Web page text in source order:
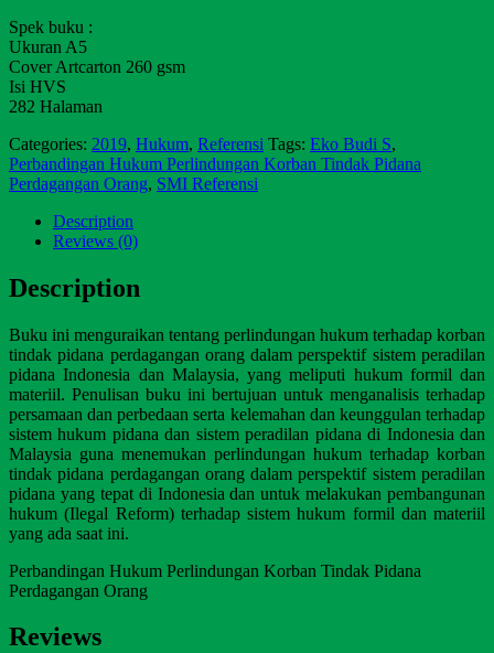
Spek buku :
Ukuran A5
Cover Artcarton 260 gsm
Isi HVS
282 Halaman
Categories: 2019, Hukum, Referensi Tags: Eko Budi S,
Perbandingan Hukum Perlindungan Korban Tindak Pidana
Perdagangan Orang, SMI Referensi
Description
Reviews (0)
Description
Buku ini menguraikan tentang perlindungan hukum terhadap korban
tindak pidana perdagangan orang dalam perspektif sistem peradilan
pidana Indonesia dan Malaysia, yang meliputi hukum formil dan
materiil. Penulisan buku ini bertujuan untuk menganalisis terhadap
persamaan dan perbedaan serta kelemahan dan keunggulan terhadap
sistem hukum pidana dan sistem peradilan pidana di Indonesia dan
Malaysia guna menemukan perlindungan hukum terhadap korban
tindak pidana perdagangan orang dalam perspektif sistem peradilan
pidana yang tepat di Indonesia dan untuk melakukan pembangunan
hukum (Ilegal Reform) terhadap sistem hukum formil dan materiil
yang ada saat ini.
Perbandingan Hukum Perlindungan Korban Tindak Pidana
Perdagangan Orang
Reviews